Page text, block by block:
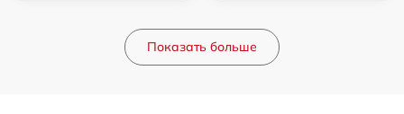
Показать больше